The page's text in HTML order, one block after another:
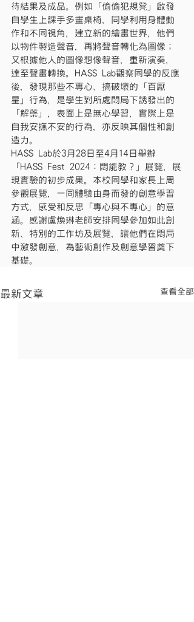
待結果及成品。例如「偷偷犯規凳」啟發
自學生上課手多畫桌椅，同學利用身體動
作和不同視角，建立新的繪畫世界，他們
以物件製造聲音，再將聲音轉化為圖像；
又根據他人的圖像想像聲音，重新演奏，
達至聲畫轉換。HASS Lab觀察同學的反應
後，發現那些不專心、搞破壞的「百厭
星」行為，是學生對所處悶局下誘發出的
「解藥」，表面上是無心學習，實際上是
自我安撫不安的行為，亦反映其個性和創
造力。
HASS Lab於3月28日至4月14日舉辦
「HASS Fest 2024：悶能教？」展覽，展
現實驗的初步成果。本校同學和家長上周
參觀展覽，一同體驗由身而發的創意學習
方式，感受和反思「專心與不專心」的意
涵。感謝盧煥琳老師安排同學參加如此創
新、特別的工作坊及展覽，讓他們在悶局
中激發創意，為藝術創作及創意學習奠下
基礎。
最新文章 查看全部